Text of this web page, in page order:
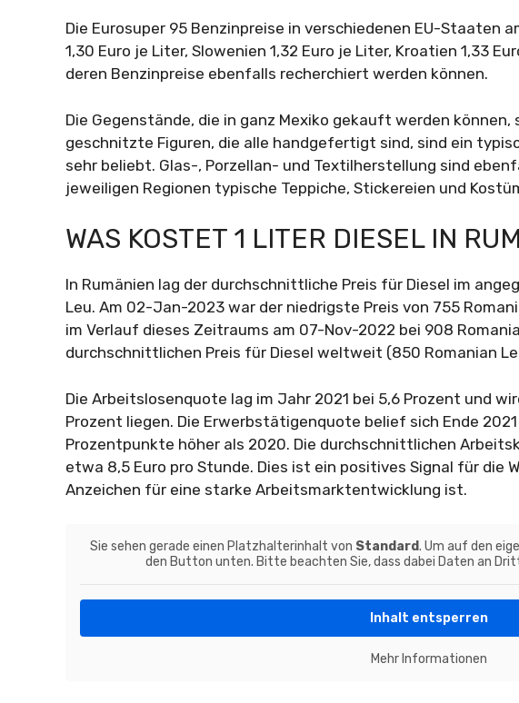
Die Eurosuper 95 Benzinpreise in verschiedenen EU-Staaten
1,30 Euro je Liter, Slowenien 1,32 Euro je Liter, Kroatien 1,33
deren Benzinpreise ebenfalls recherchiert werden können.
Die Gegenstände, die in ganz Mexiko gekauft werden können,
geschnitzte Figuren, die alle handgefertigt sind, sind ein
sehr beliebt. Glas-, Porzellan- und Textilherstellung sind
jeweiligen Regionen typische Teppiche, Stickereien und
WAS KOSTET 1 LITER DIESEL IN
In Rumänien lag der durchschnittliche Preis für Diesel im
Leu. Am 02-Jan-2023 war der niedrigste Preis von 755
im Verlauf dieses Zeitraums am 07-Nov-2022 bei 908
durchschnittlichen Preis für Diesel weltweit (850 Romanian
Die Arbeitslosenquote lag im Jahr 2021 bei 5,6 Prozent und
Prozent liegen. Die Erwerbstätigenquote belief sich Ende 2021
Prozentpunkte höher als 2020. Die durchschnittlichen
etwa 8,5 Euro pro Stunde. Dies ist ein positives Signal für die
Anzeichen für eine starke Arbeitsmarktentwicklung ist.
Sie sehen gerade einen Platzhalterinhalt von Standard. Um auf den
den Button unten. Bitte beachten Sie, dass dabei Daten an
Inhalt entsperren
Mehr Informationen